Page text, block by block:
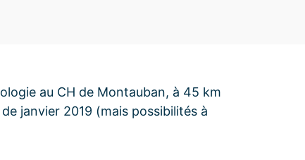
au CH de Montauban, à 45 km
janvier 2019 (mais possibilités à